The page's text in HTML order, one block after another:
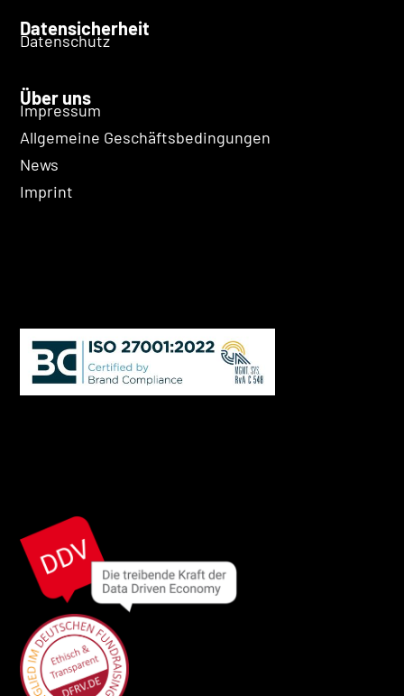
Datensicherheit
Datenschutz
Über uns
Impressum
Allgemeine Geschäftsbedingungen
News
Imprint